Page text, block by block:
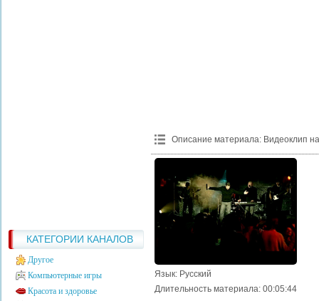
КАТЕГОРИИ КАНАЛОВ
Другое
Компьютерные игры
Красота и здоровье
Описание материала: Видеоклип
Язык: Русский
Длительность материала: 00:05:44